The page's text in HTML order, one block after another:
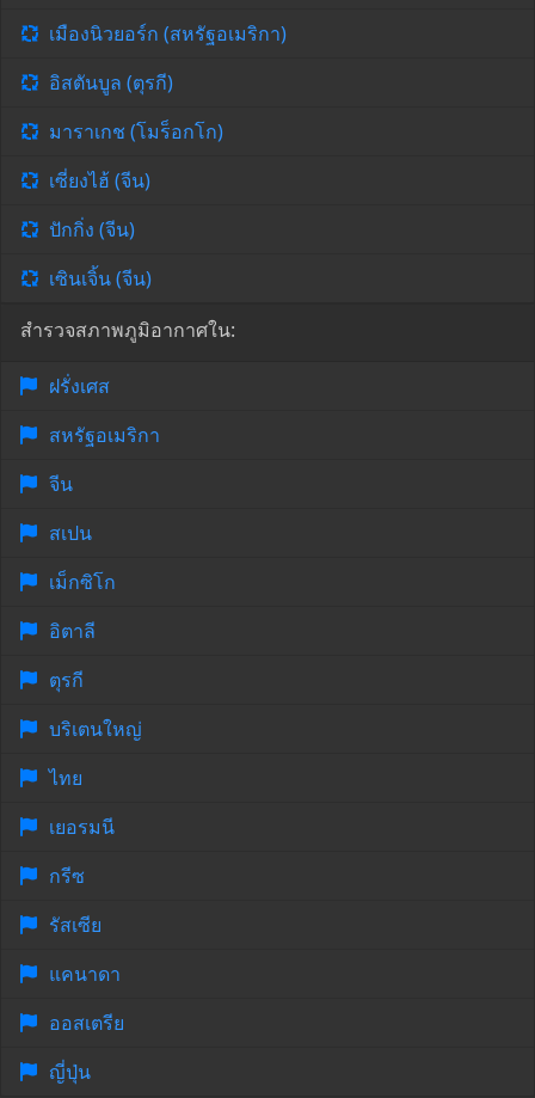
เมืองนิวยอร์ก (สหรัฐอเมริกา)
อิสตันบูล (ตุรกี)
มาราเกช (โมร็อกโก)
เซี่ยงไฮ้ (จีน)
ปักกิ่ง (จีน)
เซินเจิ้น (จีน)
สำรวจสภาพภูมิอากาศใน:
ฝรั่งเศส
สหรัฐอเมริกา
จีน
สเปน
เม็กซิโก
อิตาลี
ตุรกี
บริเตนใหญ่
ไทย
เยอรมนี
กรีซ
รัสเซีย
แคนาดา
ออสเตรีย
ญี่ปุ่น